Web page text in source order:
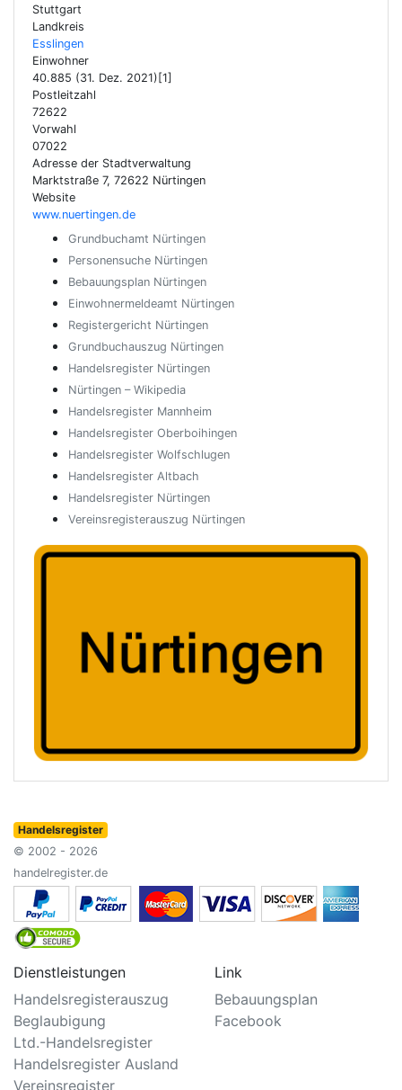
Stuttgart
Landkreis
Esslingen
Einwohner
40.885 (31. Dez. 2021)[1]
Postleitzahl
72622
Vorwahl
07022
Adresse der Stadtverwaltung
Marktstraße 7, 72622 Nürtingen
Website
www.nuertingen.de
Grundbuchamt Nürtingen
Personensuche Nürtingen
Bebauungsplan Nürtingen
Einwohnermeldeamt Nürtingen
Registergericht Nürtingen
Grundbuchauszug Nürtingen
Handelsregister Nürtingen
Nürtingen – Wikipedia
Handelsregister Mannheim
Handelsregister Oberboihingen
Handelsregister Wolfschlugen
Handelsregister Altbach
Handelsregister Nürtingen
Vereinsregisterauszug Nürtingen
Handelsregister
© 2002 - 2026
handelregister.de
Dienstleistungen
Handelsregisterauszug
Beglaubigung
Ltd.-Handelsregister
Handelsregister Ausland
Vereinsregister
Link
Bebauungsplan
Facebook